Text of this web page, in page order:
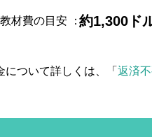
教材費の目安 ：約1,300ド
について詳しくは、「返済